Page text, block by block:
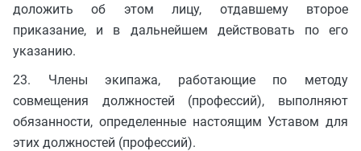
доложить об этом лицу, отдавшему второе
приказание, и в дальнейшем действовать по его
указанию.
23. Члены экипажа, работающие по методу
совмещения должностей (профессий), выполняют
обязанности, определенные настоящим Уставом для
этих должностей (профессий).